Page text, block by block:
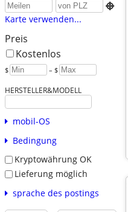

Karte verwenden...
Preis
Kostenlos
$ – $
HERSTELLER&MODELL
mobil-OS
Bedingung
Kryptowährung OK
Lieferung möglich
sprache des postings